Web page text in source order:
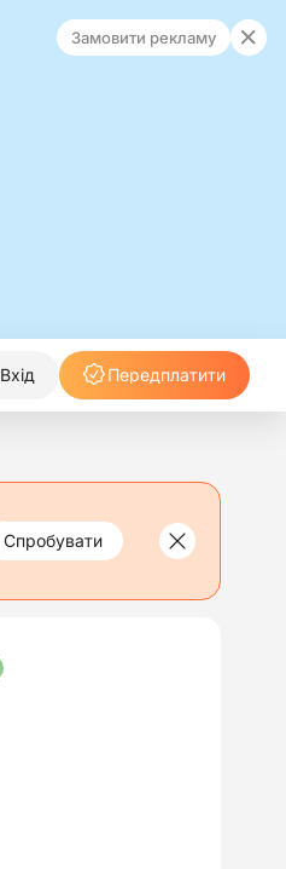
Замовити рекламу
Вхід Передплатити
Спробувати